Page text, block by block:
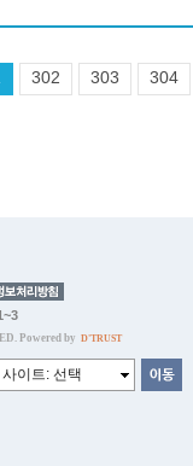
302 303 304
Powered by D'TRUST